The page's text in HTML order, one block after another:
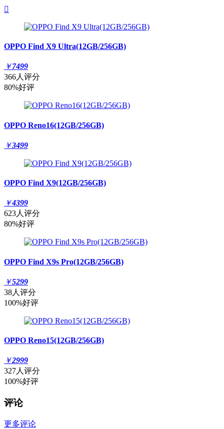

OPPO Find X9 Ultra(12GB/256GB)
￥7499
366人评分
80%好评
OPPO Reno16(12GB/256GB)
￥3499
OPPO Find X9(12GB/256GB)
￥4399
623人评分
80%好评
OPPO Find X9s Pro(12GB/256GB)
￥5299
38人评分
100%好评
OPPO Reno15(12GB/256GB)
￥2999
327人评分
100%好评
评论
更多评论